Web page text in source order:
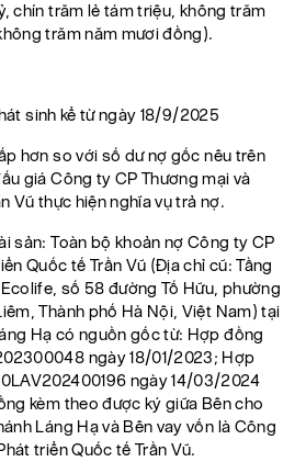
chín trăm lẻ tám triệu, không trăm
trăm năm mươi đồng).
sinh kể từ ngày 18/9/2025
hơn so với số dư nợ gốc nêu trên
giá Công ty CP Thương mại và
Vũ thực hiện nghĩa vụ trả nợ.
sản: Toàn bộ khoản nợ Công ty CP
Quốc tế Trần Vũ (Địa chỉ cũ: Tầng
số 58 đường Tố Hữu, phường
Thành phố Hà Nội, Việt Nam) tại
Hạ có nguồn gốc từ: Hợp đồng
ngày 18/01/2023; Hợp
ngày 14/03/2024
kèm theo được ký giữa Bên cho
Láng Hạ và Bên vay vốn là Công
triển Quốc tế Trần Vũ.